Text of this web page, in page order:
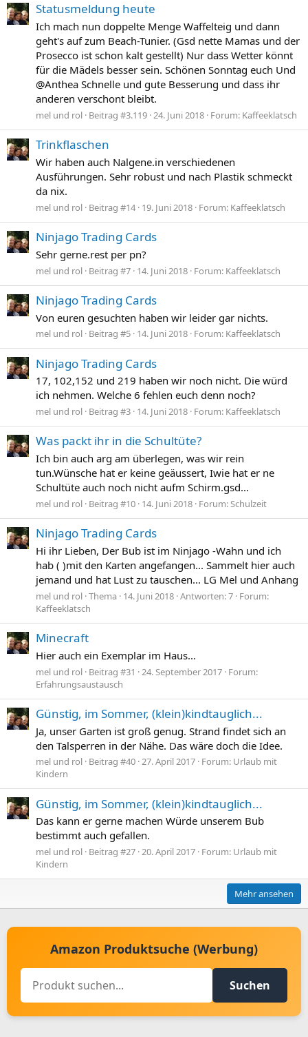
Statusmeldung heute
Ich mach nun doppelte Menge Waffelteig und dann
geht's auf zum Beach-Tunier. (Gsd nette Mamas und der
Prosecco ist schon kalt gestellt) Nur dass Wetter könnt
für die Mädels besser sein. Schönen Sonntag euch Und
@Anthea Schnelle und gute Besserung und dass ihr
anderen verschont bleibt.
mel und rol Beitrag #3.119 24. Juni 2018 Forum: Kaffeeklatsch
Trinkflaschen
Wir haben auch Nalgene.in verschiedenen
Ausführungen. Sehr robust und nach Plastik schmeckt
da nix.
mel und rol Beitrag #14 19. Juni 2018 Forum: Kaffeeklatsch
Ninjago Trading Cards
Sehr gerne.rest per pn?
mel und rol Beitrag #7 14. Juni 2018 Forum: Kaffeeklatsch
Ninjago Trading Cards
Von euren gesuchten haben wir leider gar nichts.
mel und rol Beitrag #5 14. Juni 2018 Forum: Kaffeeklatsch
Ninjago Trading Cards
17, 102,152 und 219 haben wir noch nicht. Die würd
ich nehmen. Welche 6 fehlen euch denn noch?
mel und rol Beitrag #3 14. Juni 2018 Forum: Kaffeeklatsch
Was packt ihr in die Schultüte?
Ich bin auch arg am überlegen, was wir rein
tun.Wünsche hat er keine geäussert, Iwie hat er ne
Schultüte auch noch nicht aufm Schirm.gsd...
mel und rol Beitrag #10 14. Juni 2018 Forum:Schulzeit
Ninjago Trading Cards
Hi ihr Lieben, Der Bub ist im Ninjago -Wahn und ich
hab ( )mit den Karten angefangen... Sammelt hier auch
jemand und hat Lust zu tauschen... LG Mel und Anhang
mel und rol Thema 14. Juni 2018 Antworten: 7 Forum:
Kaffeeklatsch
Minecraft
Hier auch ein Exemplar im Haus...
mel und rol Beitrag #31 24. September 2017 Forum:
Erfahrungsaustausch
Günstig, im Sommer, (klein)kindtauglich...
Ja, unser Garten ist groß genug. Strand findet sich an
den Talsperren in der Nähe. Das wäre doch die Idee.
mel und rol Beitrag #40 27. April 2017 Forum: Urlaub mit
Kindern
Günstig, im Sommer, (klein)kindtauglich...
Das kann er gerne machen Würde unserem Bub
bestimmt auch gefallen.
mel und rol Beitrag #27 20. April 2017 Forum: Urlaub mit
Kindern
Mehr ansehen
Amazon Produktsuche (Werbung)
Suchen